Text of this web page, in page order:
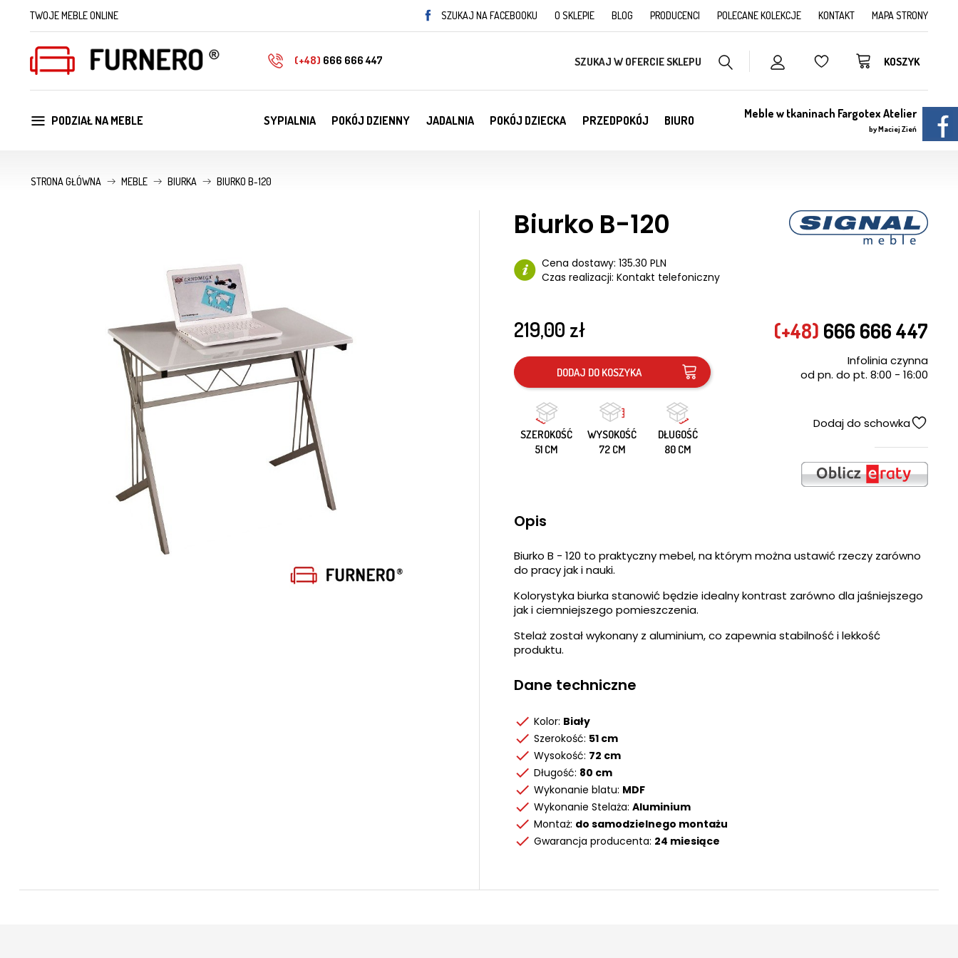
TWOJE MEBLE ONLINE SZUKAJ NA FACEBOOKU O SKLEPIE BLOG PRODUCENCI POLECANE KOLEKCJE KONTAKT MAPA STRONY
(+48) 666 666 447 SZUKAJ W OFERCIE SKLEPU KOSZYK
PODZIAŁ NA MEBLE SYPIALNIA POKÓJ DZIENNY JADALNIA POKÓJ DZIECKA PRZEDPOKÓJ BIURO Meble w tkaninach Fargotex Atelier
by Maciej Zień
STRONA GŁÓWNA MEBLE BIURKA BIURKO B-120
Biurko B-120
Cena dostawy: 135.30 PLN
Czas realizacji: Kontakt telefoniczny
219,00 zł
DODAJ DO KOSZYKA
SZEROKOŚĆ
51 CM
WYSOKOŚĆ
72 CM
DŁUGOŚĆ
80 CM
(+48) 666 666 447
Infolinia czynna
od pn. do pt. 8:00 - 16:00
Dodaj do schowka
Opis
Biurko B - 120 to praktyczny mebel, na którym można ustawić rzeczy zarówno
do pracy jak i nauki.
Kolorystyka biurka stanowić będzie idealny kontrast zarówno dla jaśniejszego
jak i ciemniejszego pomieszczenia.
Stelaż został wykonany z aluminium, co zapewnia stabilność i lekkość
produktu.
Dane techniczne
Kolor: Biały
Szerokość: 51 cm
Wysokość: 72 cm
Długość: 80 cm
Wykonanie blatu: MDF
Wykonanie Stelaża: Aluminium
Montaż: do samodzielnego montażu
Gwarancja producenta: 24 miesiące